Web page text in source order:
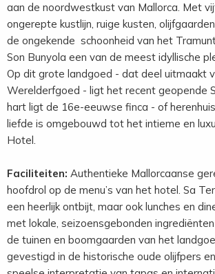
aan de noordwestkust van Mallorca. Met
ongerepte kustlijn, ruige kusten,
de ongekende schoonheid van het
Son Bunyola een van de meest idyllische
Op dit grote landgoed - dat deel uitmaakt
Werelderfgoed - ligt het recent geopende
hart ligt de 16e-eeuwse finca - of
liefde is omgebouwd tot het intieme en
Hotel.
Faciliteiten: Authentieke Mallorcaanse
hoofdrol op de menu’s van het hotel. Sa
een heerlijk ontbijt, maar ook lunches en
met lokale, seizoensgebonden
de tuinen en boomgaarden van het
gevestigd in de historische oude olijfpers